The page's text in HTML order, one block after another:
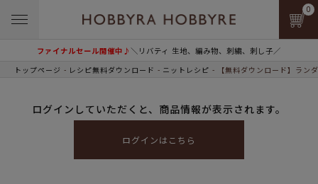
ファイナルセール開催中♪＼リバティ 生地、編み物、刺繍、刺し子／
0
トップページ レシピ無料ダウンロード ニットレシピ 【無料ダウンロード】ラン
ログインしていただくと、商品情報が表示されます。
ログインはこちら